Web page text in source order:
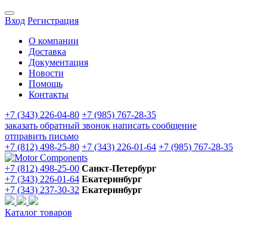
Вход Регистрация
О компании
Доставка
Документация
Новости
Помощь
Контакты
+7 (343) 226-04-80 +7 (985) 767-28-35
заказать обратный звонок написать сообщение
отправить письмо
+7 (812) 498-25-80 +7 (343) 226-01-64 +7 (985) 767-28-35
+7 (812) 498-25-00 Санкт-Петербург
+7 (343) 226-01-64 Екатеринбург
+7 (343) 237-30-32 Екатеринбург
Каталог товаров